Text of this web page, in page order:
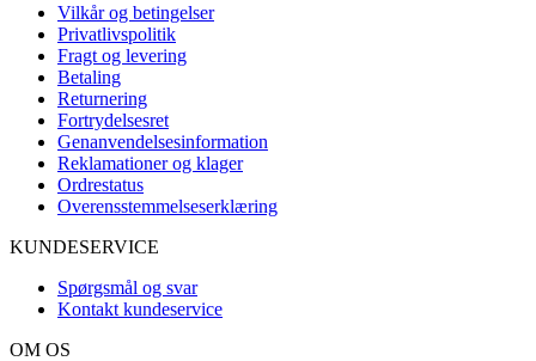
Vilkår og betingelser
Privatlivspolitik
Fragt og levering
Betaling
Returnering
Fortrydelsesret
Genanvendelsesinformation
Reklamationer og klager
Ordrestatus
Overensstemmelseserklæring
KUNDESERVICE
Spørgsmål og svar
Kontakt kundeservice
OM OS